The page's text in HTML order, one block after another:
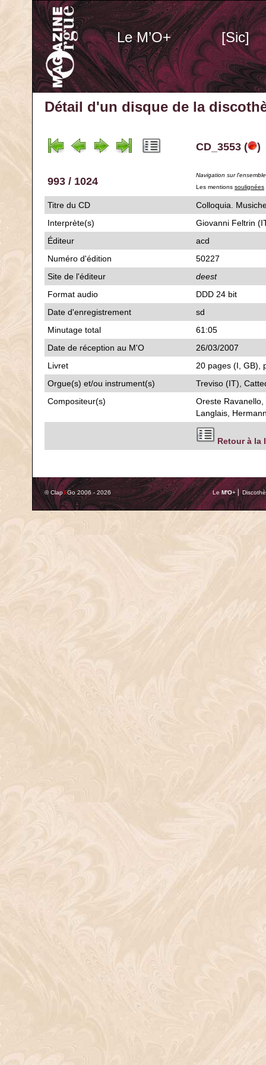
Le M’O+ [Sic]
Détail d'un disque de la
CD_3553 ( )
993 / 1024
Navigation sur
Les mentions soulignées
Titre du CD
Colloquia.
Interprète(s)
Giovanni Feltrin
Éditeur
acd
Numéro d'édition
50227
Site de l'éditeur
deest
Format audio
DDD 24 bit
Date d'enregistrement
sd
Minutage total
61:05
Date de réception au M'O
26/03/2007
Livret
20 pages (I, GB),
Orgue(s) et/ou instrument(s)
Treviso (IT),
Compositeur(s)
Oreste
Langlais,
Retour à la
© Clap&Go 2006 - 2026 Le M'O+ ⎢